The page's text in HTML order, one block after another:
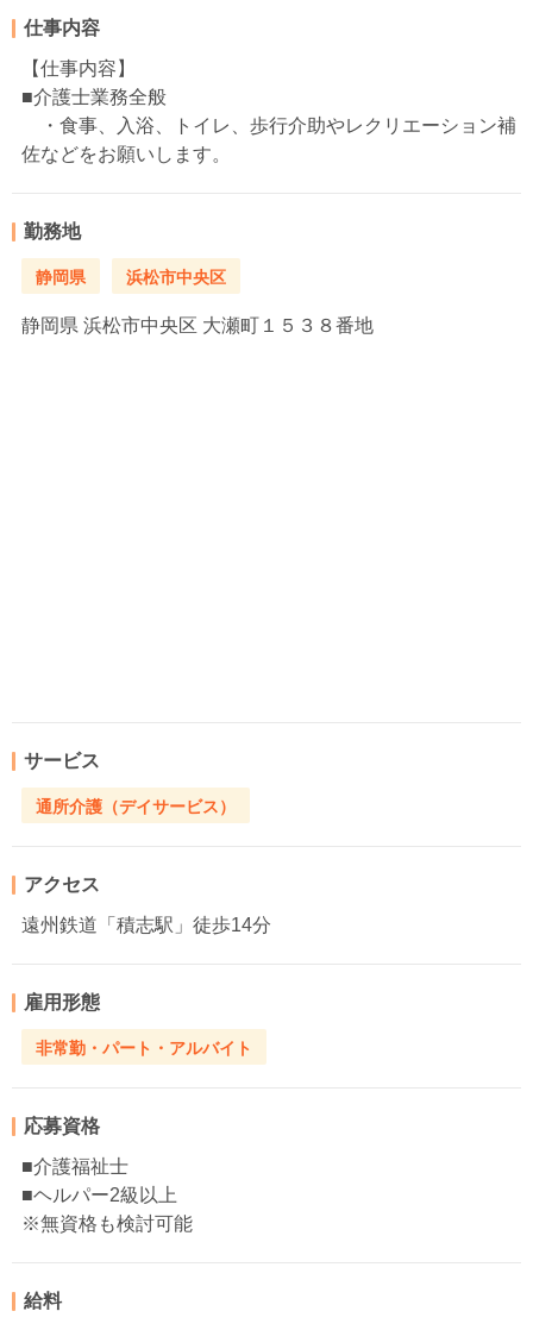
仕事内容
【仕事内容】
■介護士業務全般
・食事、入浴、トイレ、歩行介助やレクリエーション補
佐などをお願いします。
勤務地
静岡県 浜松市中央区
静岡県 浜松市中央区 大瀬町１５３８番地
サービス
通所介護（デイサービス）
アクセス
遠州鉄道「積志駅」徒歩14分
雇用形態
非常勤・パート・アルバイト
応募資格
■介護福祉士
■ヘルパー2級以上
※無資格も検討可能
給料